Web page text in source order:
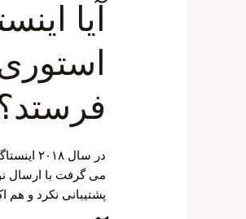
آیا
در
می گرفت با ارسال
پشتیبانی نکرد و هم